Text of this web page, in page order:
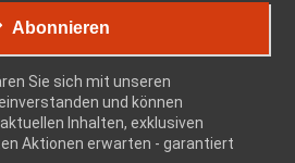
Abonnieren
Sie sich mit unseren
und können
Inhalten, exklusiven
Aktionen erwarten - garantiert